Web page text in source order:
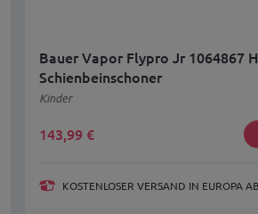
Bauer Vapor Flypro Jr 1064867
Schienbeinschoner
Kinder
143,99 €
KOSTENLOSER VERSAND IN EUROPA